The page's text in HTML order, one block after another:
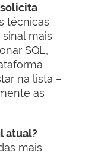
técnicas
mais
SQL,
na lista –
as
atual?
mais